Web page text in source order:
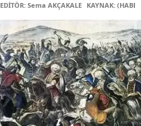
EDİTÖR: Sema AKÇAKALE KAYNAK: